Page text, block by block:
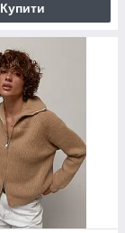
Купити